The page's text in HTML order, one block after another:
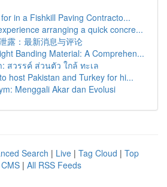
in a Fishkill Paving Contracto...
arranging a quick concre...
露：最新消息与评论
Banding Material: A Comprehen...
สวรรค์ ส่วนตัว ใกล้ ทะเล
host Pakistan and Turkey for hi...
Menggali Akar dan Evolusi
Search | Live | Tag Cloud | Top
| All RSS Feeds